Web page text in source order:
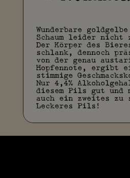
Wunderbare
Schaum leider nicht
Der Körper des
schlank, dennoch
von der genau
Hopfennote, ergibt
stimmige
Nur 4,4%
diesem Pils gut und
auch ein zweites zu
Leckeres Pils!